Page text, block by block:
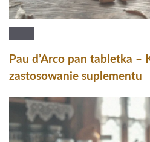
Pau d’Arco pan tabletka –
zastosowanie suplementu